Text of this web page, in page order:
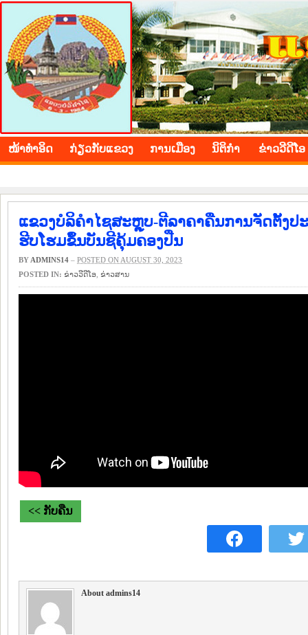
BOLIKHAMXAY PROVINCE
ໜ້າ​ທຳ​ອິດ ​ກ່ຽວ​ກັບ​ແຂວງ ​ການ​ເມືອງ ນິ​ຕິ​ກຳ ຂ່າວ​ວີ​ດີ​ໂອ
ແຂວງບໍລິຄຳໄຊສະຫຼຸບ-ຕີລາຄາຄືນການຈັດຕັ້
ຮີບໂຮມຂຶ້ນບັນຊີຄຸ້ມຄອງປືນ
BY ADMINS14 – POSTED ON AUGUST 30, 2023
POSTED IN: ຂ່າວ​ວີ​ດີ​ໂອ ​ຂ່າວ​ສານ
<< ກັບຄືນ
About admins14